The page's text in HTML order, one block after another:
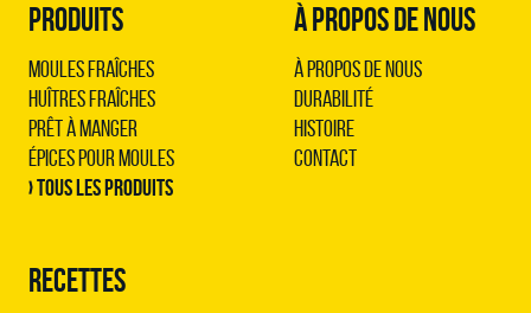
PRODUITS
Moules Fraîches
Huîtres Fraîches
Prêt à Manger
Épices pour Moules
› Tous les produits
RECETTES
À PROPOS DE NOUS
À propos de nous
Durabilité
Histoire
Contact